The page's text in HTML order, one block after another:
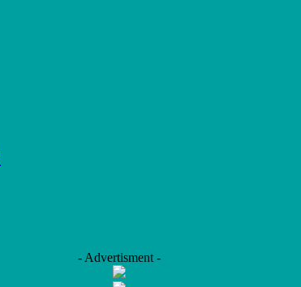
- Advertisment -